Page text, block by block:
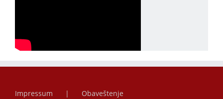
Impressum Obaveštenje